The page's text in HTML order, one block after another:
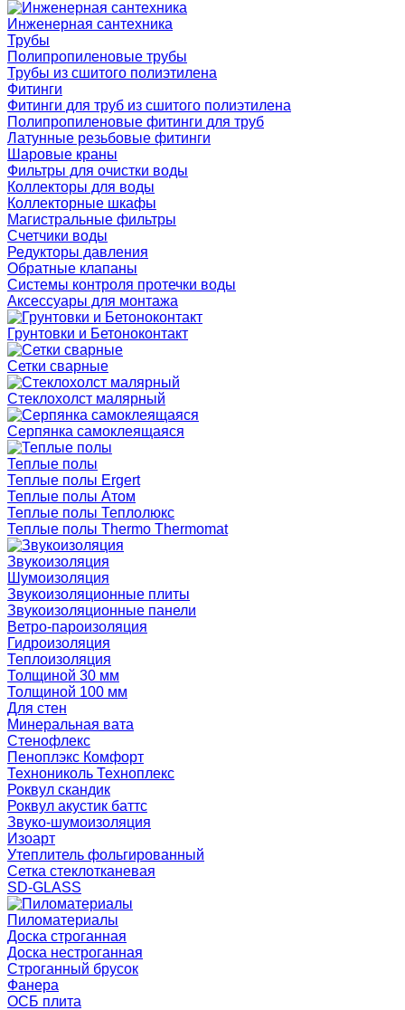
Инженерная сантехника
Трубы
Полипропиленовые трубы
Трубы из сшитого полиэтилена
Фитинги
Фитинги для труб из сшитого полиэтилена
Полипропиленовые фитинги для труб
Латунные резьбовые фитинги
Шаровые краны
Фильтры для очистки воды
Коллекторы для воды
Коллекторные шкафы
Магистральные фильтры
Счетчики воды
Редукторы давления
Обратные клапаны
Системы контроля протечки воды
Аксессуары для монтажа
Грунтовки и Бетоноконтакт
Сетки сварные
Cтеклохолст малярный
Серпянка самоклеящаяся
Теплые полы
Теплые полы Ergert
Теплые полы Атом
Теплые полы Теплолюкс
Теплые полы Thermo Thermomat
Звукоизоляция
Шумоизоляция
Звукоизоляционные плиты
Звукоизоляционные панели
Ветро-пароизоляция
Гидроизоляция
Теплоизоляция
Толщиной 30 мм
Толщиной 100 мм
Для стен
Минеральная вата
Стенофлекс
Пеноплэкс Комфорт
Технониколь Техноплекс
Роквул скандик
Роквул акустик баттс
Звуко-шумоизоляция
Изоарт
Утеплитель фольгированный
Сетка стеклотканевая
SD-GLASS
Пиломатериалы
Доска строганная
Доска нестроганная
Строганный брусок
Фанера
ОСБ плита